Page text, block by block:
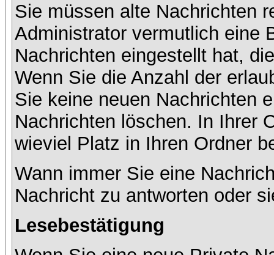
Sie müssen alte Nachrichten
Administrator vermutlich eine
Nachrichten eingestellt hat,
Wenn Sie die Anzahl der
Sie keine neuen Nachrichten
Nachrichten löschen. In Ihrer
wieviel Platz in Ihren Ordner
Wann immer Sie eine
Nachricht zu antworten oder
Lesebestätigung